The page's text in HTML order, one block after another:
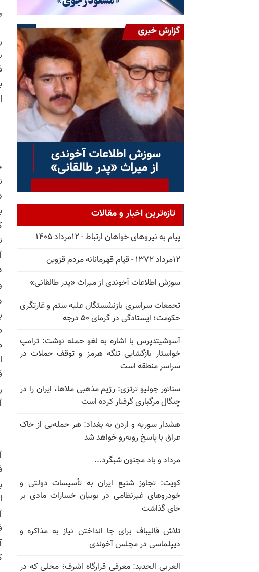
تازه‌ترین اخبار و مقالات
پیام به نیروهای خواهان ارتباط - ۱۲مرداد ۱۴۰۵
۱۲مرداد ۱۳۷۲ - قیام قهرمانانه مردم قزوین
سوزش اطلاعات آخوندی از میراث «پدر طالقانی»
تجمعات سراسری بازنشستگان علیه ستم و غارتگری
حکومت؛ ایستادگی در گرمای ۵۰ درجه
آسوشیتدپرس با اشاره به لغو حمله نوشت: ترامپ
خواستار بازگشایی تنگه هرمز و توقف حملات در
سراسر منطقه است
سناتور جولیو ترتزی: رژیم مذهبی ملاها، ایران را در
چنگال مرگباری گرفتار کرده است
هشدار سوریه و اردن به بغداد: هر حمله‌یی از خاک
عراق با پاسخ روبه‌رو خواهد شد
مرداد و باد مجنون شبگرد...
کویت: تجاوز شنیع ایران به تأسیسات دولتی و
خودروهای غیرنظامی در بوبیان خسارات مادی بر
جای گذاشت
تلاش قالیباف برای جا انداختن نیاز به مذاکره و
دیپلماسی در مجلس آخوندی
العربی الجدید: معرفی قرارگاه اشرف؛ محلی که در